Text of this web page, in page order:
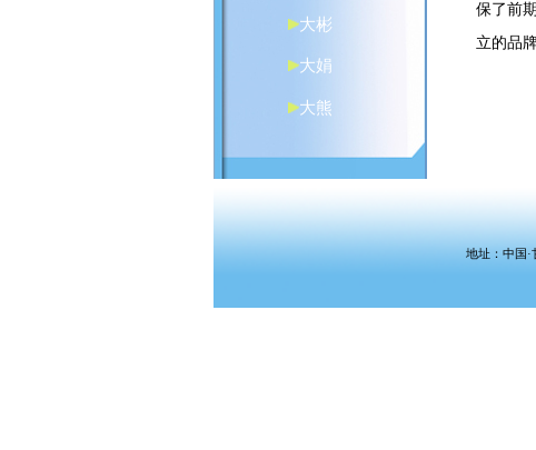
保了前
立的品
大彬
大娟
大熊
地址：中国